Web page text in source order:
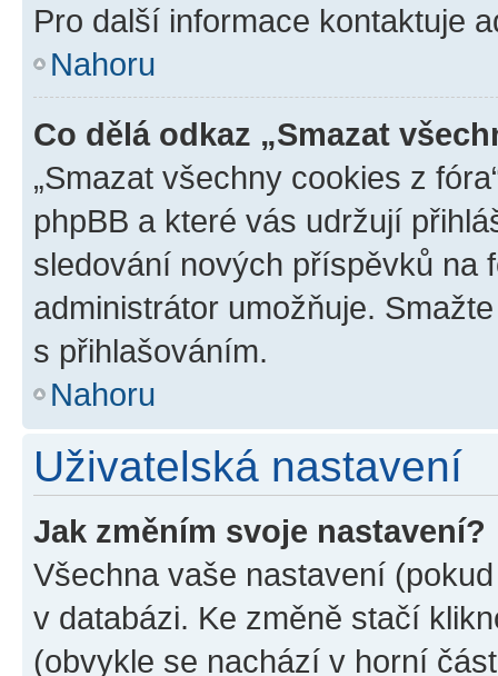
Pro další informace kontaktuje
Nahoru
Co dělá odkaz „Smazat
„Smazat všechny cookies z
phpBB a které vás udržují
sledování nových příspěvků na
administrátor umožňuje.
s přihlašováním.
Nahoru
Uživatelská nastavení
Jak změním svoje nastavení?
Všechna vaše nastavení
v databázi. Ke změně stačí
(obvykle se nachází v horní